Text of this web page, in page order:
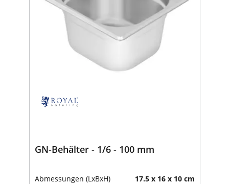
GN-Behälter - 1/6 - 100 mm
Abmessungen (LxBxH) 17.5 x 16 x 10 cm